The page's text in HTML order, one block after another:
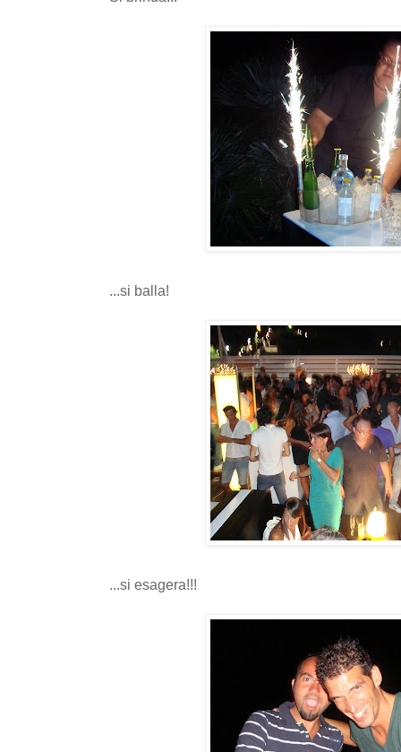
...si balla!
...si esagera!!!